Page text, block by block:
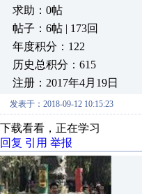
求助：0帖
帖子：6帖 | 173回
年度积分：122
历史总积分：615
注册：2017年4月19日
发表于：2018-09-12 10:15:23
下载看看，正在学习
回复 引用 举报